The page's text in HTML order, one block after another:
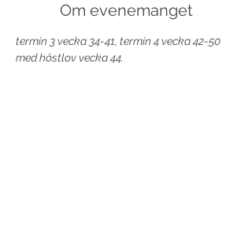
Om evenemanget
termin 3 vecka 34-41, termin 4 vecka 42-50
med höstlov vecka 44.